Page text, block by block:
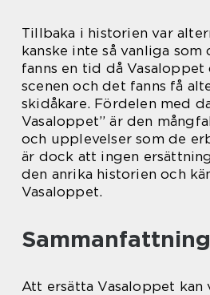
Tillbaka i historien var
kanske inte så vanliga som
fanns en tid då Vasaloppet
scenen och det fanns få
skidåkare. Fördelen med
Vasaloppet” är den
och upplevelser som de
är dock att ingen
den anrika historien och
Vasaloppet.
Att ersätta Vasaloppet kan